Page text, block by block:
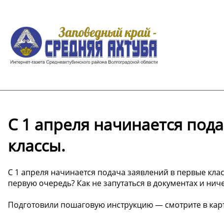
С 1 апреля начинается
классы.
С 1 апреля начинается подача заявлений в первые
первую очередь? Как не запутаться в документах и
Подготовили пошаговую инструкцию — смотрите в